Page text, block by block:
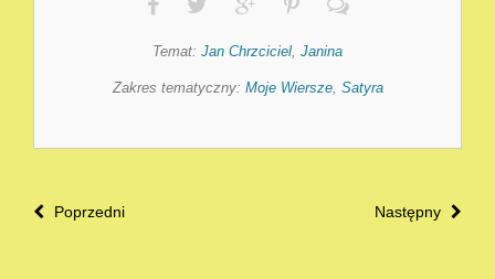
Temat: Jan Chrzciciel, Janina
Zakres tematyczny: Moje Wiersze, Satyra
Następny
Poprzedni